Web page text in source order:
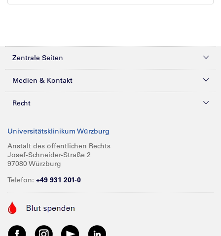
Zentrale Seiten
Kliniken & Zentren
Forschung
Karriere
Medien & Kontakt
Presse
Glossar
Spenden
Anreise
Recht
Compliance
Impressum
Barrierefreiheit
Universitätsklinikum Würzburg
Anstalt des öffentlichen Rechts
Josef-Schneider-Straße 2
97080 Würzburg
Telefon: +49 931 201-0